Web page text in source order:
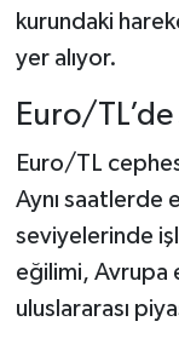
kurundaki
yer alıyor.
Euro/
Euro/TL
Aynı saatlerde
seviyelerinde
eğilimi, Avrupa
uluslararası